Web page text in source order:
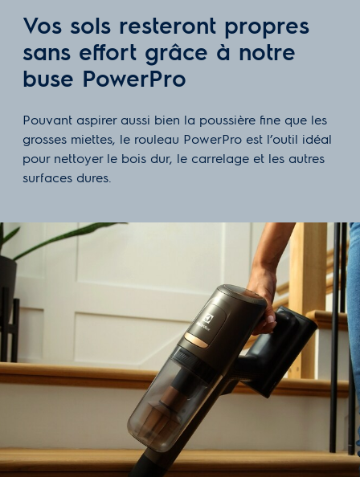
Vos sols resteront propres
sans effort grâce à notre
buse PowerPro
Pouvant aspirer aussi bien la poussière fine que les
grosses miettes, le rouleau PowerPro est l’outil idéal
pour nettoyer le bois dur, le carrelage et les autres
surfaces dures.